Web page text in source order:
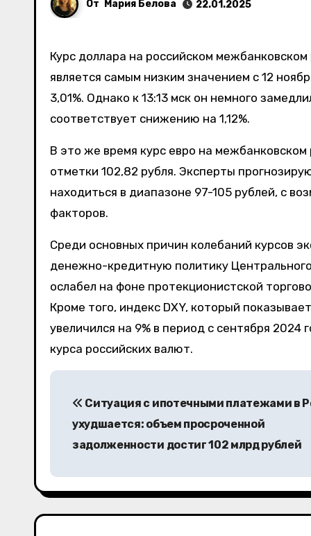
От Мария Белова 22.01.2025
Курс доллара на российском межбанковском рынке 22 января 2025 года опустился до 96,5 рубля, что
является самым низким значением с 12
3,01%. Однако к 13:13 мск он немного
соответствует снижению на 1,12%.
В это же время курс евро на
отметки 102,82 рубля. Эксперты
находиться в диапазоне 97-105 рублей, с
факторов.
Среди основных причин колебаний курсов
денежно-кредитную политику
ослабел на фоне протекционистской
Кроме того, индекс DXY, который
увеличился на 9% в период с сентября
курса российских валют.
и
г
Ситуация с ипотечными платежами в
ухудшается: объем просроченной
задолженности достиг 102 млрд рублей